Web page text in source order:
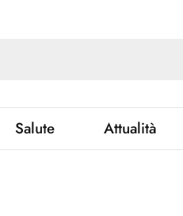
Salute Attualità